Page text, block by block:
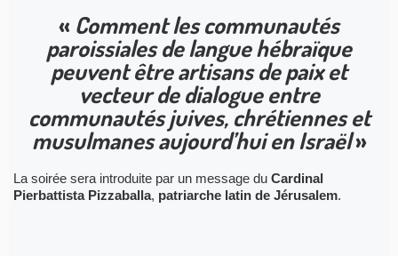
« Comment les communautés
paroissiales de langue hébraïque
peuvent être artisans de paix et
vecteur de dialogue entre
communautés juives, chrétiennes et
musulmanes aujourd’hui en Israël»
La soirée sera introduite par un message du Cardinal
Pierbattista Pizzaballa, patriarche latin de Jérusalem.